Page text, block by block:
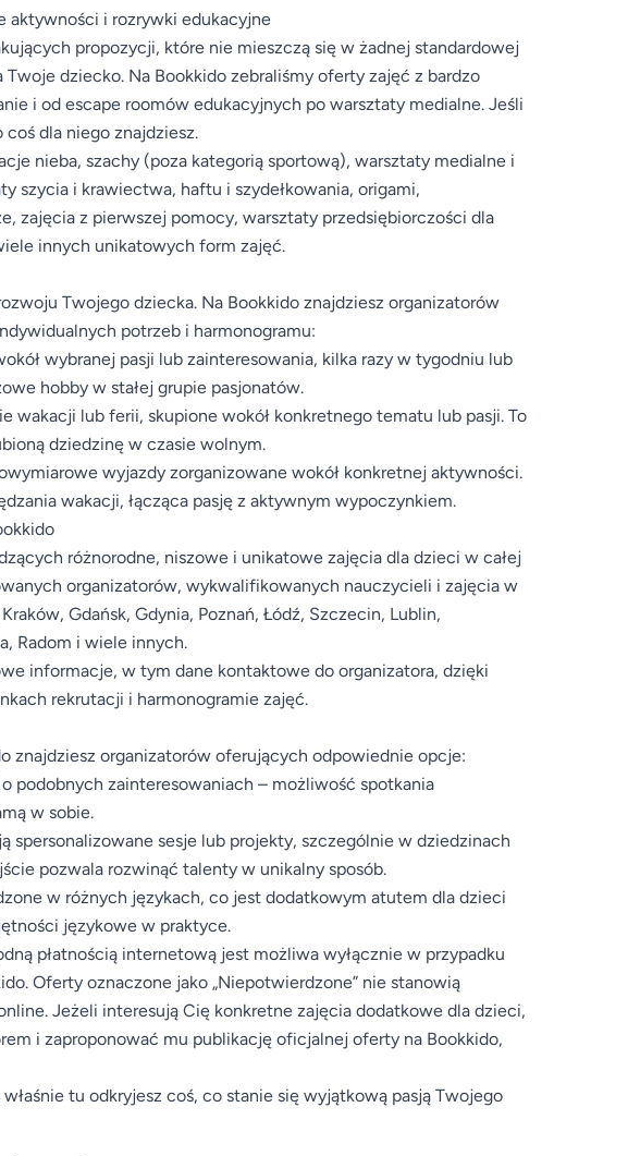
aktywności i rozrywki edukacyjne
propozycji, które nie mieszczą się w żadnej standardowej
dziecko. Na Bookkido zebraliśmy oferty zajęć z bardzo
i od escape roomów edukacyjnych po warsztaty medialne. Jeśli
dla niego znajdziesz.
nieba, szachy (poza kategorią sportową), warsztaty medialne i
szycia i krawiectwa, haftu i szydełkowania, origami,
zajęcia z pierwszej pomocy, warsztaty przedsiębiorczości dla
innych unikatowych form zajęć.
Twojego dziecka. Na Bookkido znajdziesz organizatorów
potrzeb i harmonogramu:
wybranej pasji lub zainteresowania, kilka razy w tygodniu lub
hobby w stałej grupie pasjonatów.
wakacji lub ferii, skupione wokół konkretnego tematu lub pasji. To
dziedzinę w czasie wolnym.
wyjazdy zorganizowane wokół konkretnej aktywności.
wakacji, łącząca pasję z aktywnym wypoczynkiem.
różnorodne, niszowe i unikatowe zajęcia dla dzieci w całej
organizatorów, wykwalifikowanych nauczycieli i zajęcia w
Gdańsk, Gdynia, Poznań, Łódź, Szczecin, Lublin,
Radom i wiele innych.
informacje, w tym dane kontaktowe do organizatora, dzięki
rekrutacji i harmonogramie zajęć.
znajdziesz organizatorów oferujących odpowiednie opcje:
podobnych zainteresowaniach – możliwość spotkania
w sobie.
spersonalizowane sesje lub projekty, szczególnie w dziedzinach
pozwala rozwinąć talenty w unikalny sposób.
w różnych językach, co jest dodatkowym atutem dla dzieci
językowe w praktyce.
płatnością internetową jest możliwa wyłącznie w przypadku
Oferty oznaczone jako „Niepotwierdzone” nie stanowią
Jeżeli interesują Cię konkretne zajęcia dodatkowe dla dzieci,
i zaproponować mu publikację oficjalnej oferty na Bookkido,
tu odkryjesz coś, co stanie się wyjątkową pasją Twojego